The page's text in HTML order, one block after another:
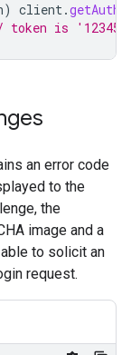
) client.
token is
an error code
to the
the
image and a
to solicit an
request.